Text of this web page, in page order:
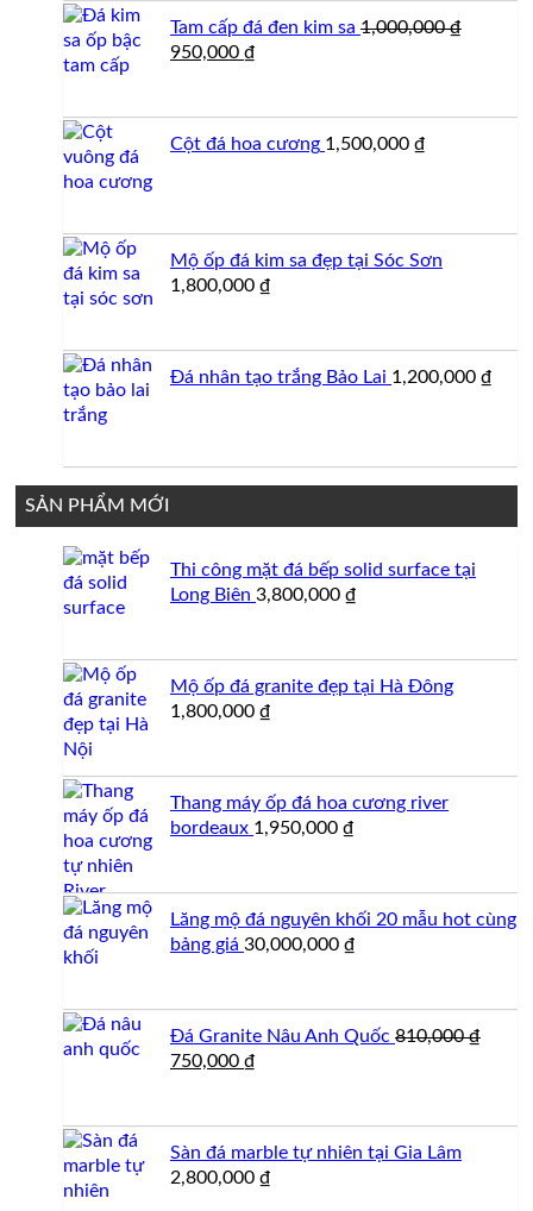
Tam cấp đá đen kim sa 1,000,000₫
Giá
950,000 ₫
950,000 ₫.
Cột đá hoa cương 1,500,000 ₫
Mộ ốp đá kim sa đẹp tại Sóc Sơn
1,800,000 ₫
Đá nhân tạo trắng Bảo Lai 1,200,000 ₫
SẢN PHẨM MỚI
Thi công mặt đá bếp solid surface tại
Long Biên 3,800,000 ₫
Mộ ốp đá granite đẹp tại Hà Đông
1,800,000 ₫
Thang máy ốp đá hoa cương river
bordeaux 1,950,000 ₫
Lăng mộ đá nguyên khối 20 mẫu hot cùng
bảng giá 30,000,000 ₫
Đá Granite Nâu Anh Quốc 810,000₫
Giá
750,000 ₫
750,000 ₫.
Sàn đá marble tự nhiên tại Gia Lâm
2,800,000 ₫